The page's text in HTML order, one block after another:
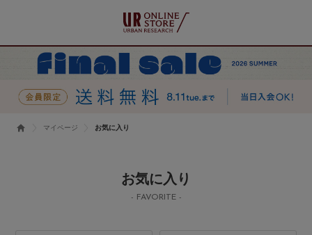
マイページ お気に入り
お気に入り
- FAVORITE -